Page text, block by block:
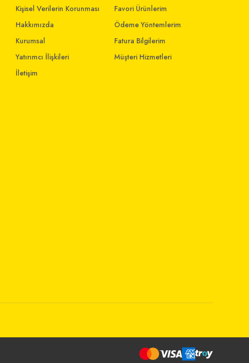
Kişisel Verilerin Korunması
Hakkımızda
Kurumsal
Yatırımcı İlişkileri
İletişim
Favori Ürünlerim
Ödeme Yöntemlerim
Fatura Bilgilerim
Müşteri Hizmetleri